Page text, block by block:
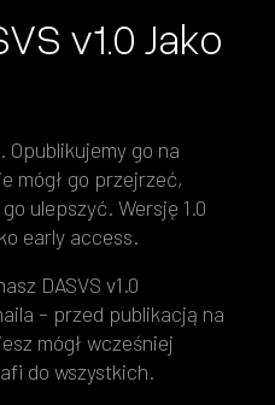
v1.0 Jako
Opublikujemy go na
mógł go przejrzeć,
ulepszyć. Wersję 1.0
early access.
DASVS v1.0
– przed publikacją na
mógł wcześniej
do wszystkich.